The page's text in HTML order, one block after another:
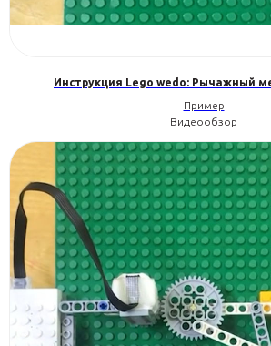
Инструкция Lego wedo: Рычажный
Пример
Видеообзор